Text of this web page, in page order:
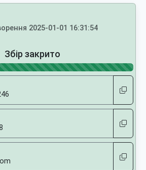
2025-01-01 16:31:54
Збір закрито